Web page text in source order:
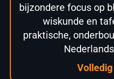
bijzondere focus op
wiskunde en
praktische,